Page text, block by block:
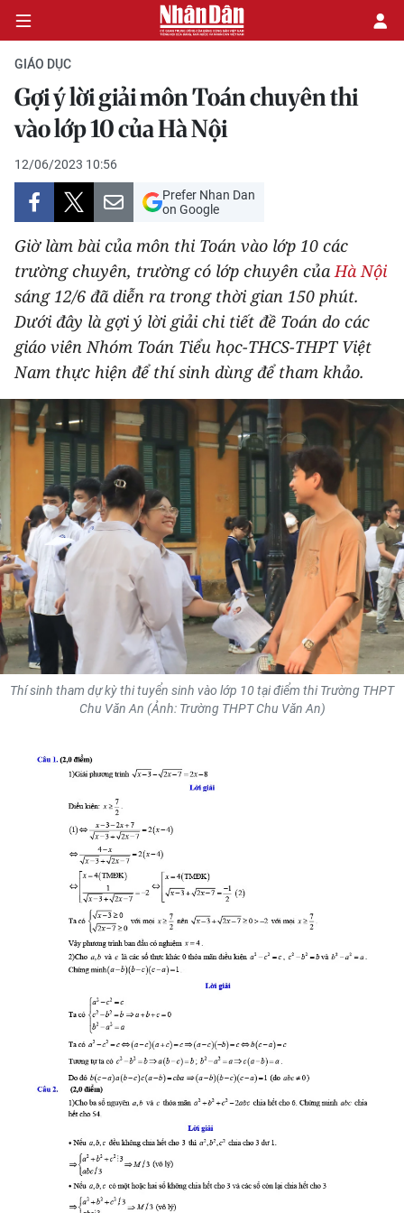
CHÍNH TRỊ
KINH TẾ
VĂN HÓA
XÃ HỘI
PHÁP LUẬT
DU LỊCH
THẾ GIỚI
THỂ THAO
GIÁO DỤC
Y TẾ
KHOA HỌC - CÔNG NGHỆ
MÔI TRƯỜNG
BẠN ĐỌC
KIỂM CHỨNG THÔNG TIN
54 DÂN TỘC VIỆT NAM
CHƯƠNG TRÌNH OCOP - MỖI XÃ
MỘT SẢN PHẨM
MEDIA CENTER
Media Chính trị
Media Kinh tế
Media Văn hóa
Media Xã hội
GIÁO DỤC
Gợi ý lời giải môn Toán chuyên thi
vào lớp 10 của Hà Nội
12/06/2023 10:56
Prefer Nhan Dan
on Google
Giờ làm bài của môn thi Toán vào lớp 10 các
trường chuyên, trường có lớp chuyên củaHà Nội
sáng 12/6 đã diễn ra trong thời gian 150 phút.
Dưới đây là gợi ý lời giải chi tiết đề Toán do các
giáo viên Nhóm Toán Tiểu học-THCS-THPT Việt
Nam thực hiện để thí sinh dùng để tham khảo.
Thí sinh tham dự kỳ thi tuyển sinh vào lớp 10 tại điểm thi Trường THPT
Chu Văn An (Ảnh: Trường THPT Chu Văn An)